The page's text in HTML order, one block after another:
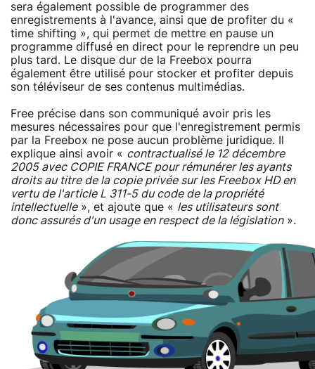
sera également possible de programmer des
enregistrements à l'avance, ainsi que de profiter du «
time shifting », qui permet de mettre en pause un
programme diffusé en direct pour le reprendre un peu
plus tard. Le disque dur de la Freebox pourra
également être utilisé pour stocker et profiter depuis
son téléviseur de ses contenus multimédias.
Free précise dans son communiqué avoir pris les
mesures nécessaires pour que l'enregistrement permis
par la Freebox ne pose aucun problème juridique. Il
explique ainsi avoir « contractualisé le 12 décembre
2005 avec COPIE FRANCE pour rémunérer les ayants
droits au titre de la copie privée sur les Freebox HD en
vertu de l'article L 311-5 du code de la propriété
intellectuelle», et ajoute que « les utilisateurs sont
donc assurés d'un usage en respect de la législation».